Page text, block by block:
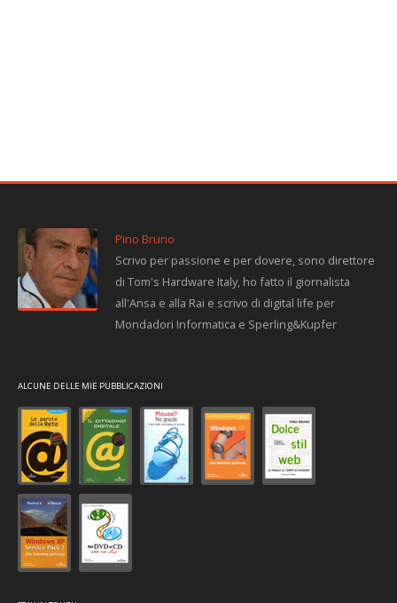
Pino Bruno
Scrivo per passione e per dovere, sono direttore
di Tom's Hardware Italy, ho fatto il giornalista
all'Ansa e alla Rai e scrivo di digital life per
Mondadori Informatica e Sperling&Kupfer
ALCUNE DELLE MIE PUBBLICAZIONI